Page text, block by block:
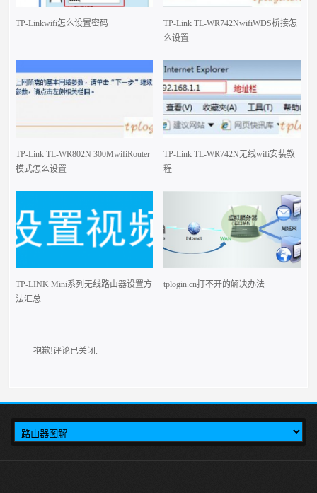
TP-Linkwifi怎么设置密码
TP-Link TL-WR742NwifiWDS桥接怎
么设置
TP-Link TL-WR802N 300MwifiRouter
模式怎么设置
TP-Link TL-WR742N无线wifi安装教
程
TP-LINK Mini系列无线路由器设置方
法汇总
tplogin.cn打不开的解决办法
抱歉!评论已关闭.